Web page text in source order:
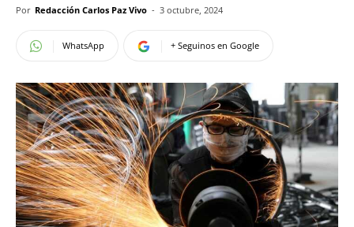
Por Redacción Carlos Paz Vivo - 3 octubre, 2024
WhatsApp + Seguinos en Google